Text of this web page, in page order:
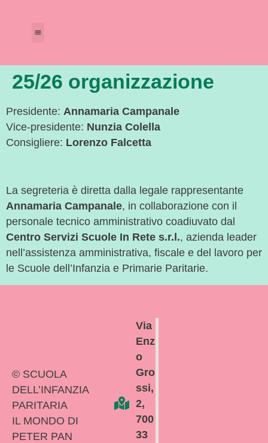
25/26 organizzazione
Presidente: Annamaria Campanale
Vice-presidente: Nunzia Colella
Consigliere: Lorenzo Falcetta
La segreteria è diretta dalla legale rappresentante
Annamaria Campanale, in collaborazione con il
personale tecnico amministrativo coadiuvato dal
Centro Servizi Scuole In Rete s.r.l., azienda leader
nell’assistenza amministrativa, fiscale e del lavoro per
le Scuole dell’Infanzia e Primarie Paritarie.
© SCUOLA
DELL’INFANZIA
PARITARIA
IL MONDO DI
PETER PAN
Via
Enz
o
Gro
ssi,
2,
700
33